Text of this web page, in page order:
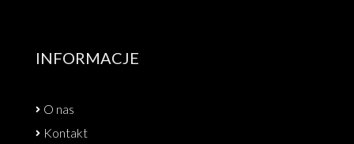
INFORMACJE
O nas
Kontakt